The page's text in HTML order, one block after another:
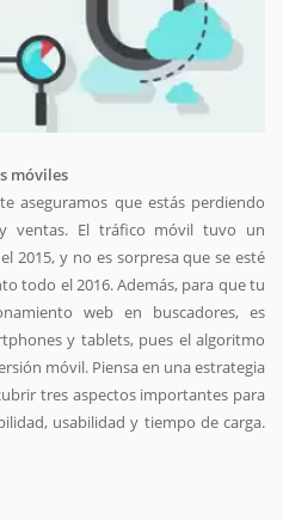
móviles
aseguramos que estás perdiendo
y ventas. El tráfico móvil tuvo un
2015, y no es sorpresa que se esté
todo el 2016. Además, para que tu
web en buscadores, es
y tablets, pues el algoritmo
móvil. Piensa en una estrategia
tres aspectos importantes para
usabilidad y tiempo de carga.